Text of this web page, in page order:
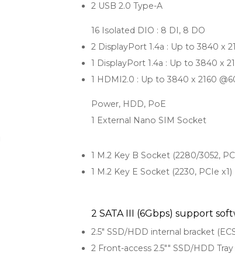
2 USB 2.0 Type-A
16 Isolated DIO : 8 DI, 8 DO
2 DisplayPort 1.4a : Up to 3840 x
1 DisplayPort 1.4a : Up to 3840 x
1 HDMI2.0 : Up to 3840 x 2160
Power, HDD, PoE
1 External Nano SIM Socket
1 M.2 Key B Socket (2280/3052,
1 M.2 Key E Socket (2230, PCIe x1)
2 SATA III (6Gbps) support
2.5" SSD/HDD internal bracket
2 Front-access 2.5"" SSD/HDD